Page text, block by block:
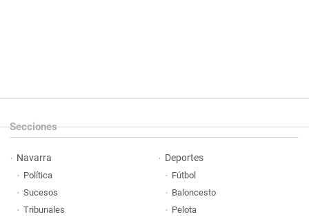
Secciones
Navarra
Política
Sucesos
Tribunales
Deportes
Fútbol
Baloncesto
Pelota